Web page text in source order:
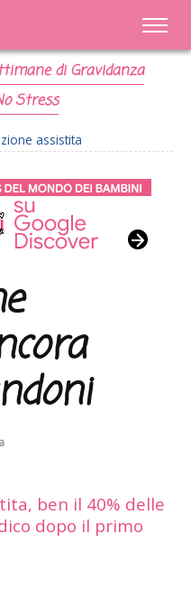
di Gravidanza
Stress
assistita
ben il 40% delle
dopo il primo